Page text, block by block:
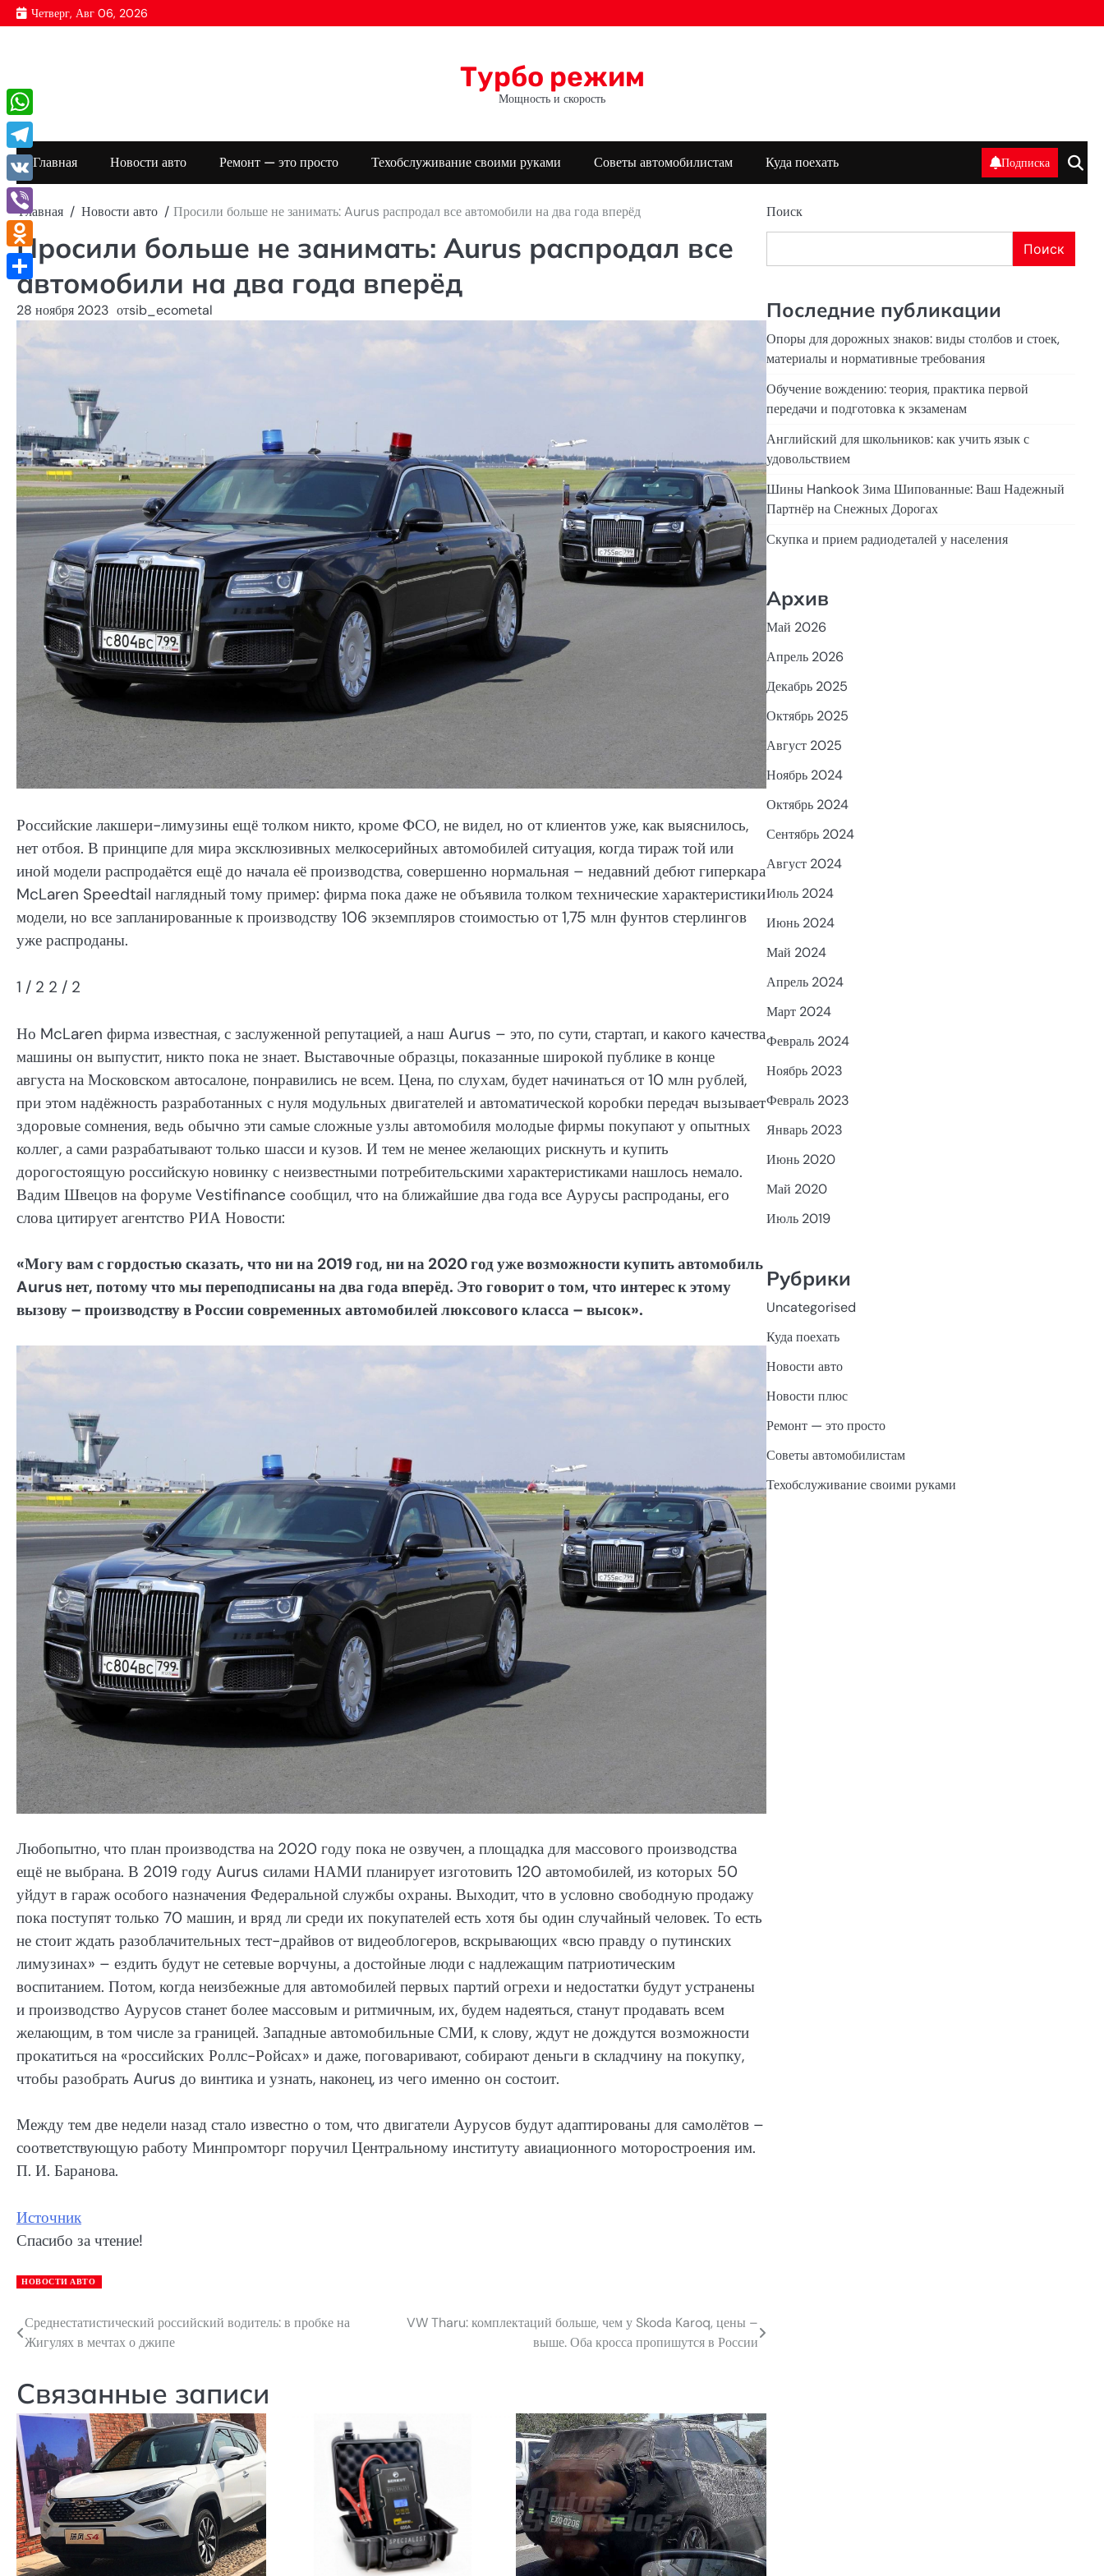
Перейти
к
Четверг, Авг 06, 2026
Турбо режим
Мощность и скорость
Главная Новости авто Ремонт — это просто Техобслуживание своими руками Советы автомобилистам Куда поехать Подписка
Главная Новости авто Просили больше не занимать: Aurus распродал все автомобили на два года вперёд
Просили больше не занимать: Aurus распродал все
автомобили на два года вперёд
28 ноября 2023 отsib_ecometal
Российские лакшери-лимузины ещё толком никто, кроме ФСО, не видел, но от клиентов уже, как выяснилось,
нет отбоя. В принципе для мира эксклюзивных мелкосерийных автомобилей ситуация, когда тираж той или
иной модели распродаётся ещё до начала её производства, совершенно нормальная – недавний дебют гиперкара
McLaren Speedtail наглядный тому пример: фирма пока даже не объявила толком технические характеристики
модели, но все запланированные к производству 106 экземпляров стоимостью от 1,75 млн фунтов стерлингов
уже распроданы.
1 / 2 2 / 2
Но McLaren фирма известная, с заслуженной репутацией, а наш Aurus – это, по сути, стартап, и какого качества
машины он выпустит, никто пока не знает. Выставочные образцы, показанные широкой публике в конце
августа на Московском автосалоне, понравились не всем. Цена, по слухам, будет начинаться от 10 млн рублей,
при этом надёжность разработанных с нуля модульных двигателей и автоматической коробки передач вызывает
здоровые сомнения, ведь обычно эти самые сложные узлы автомобиля молодые фирмы покупают у опытных
коллег, а сами разрабатывают только шасси и кузов. И тем не менее желающих рискнуть и купить
дорогостоящую российскую новинку с неизвестными потребительскими характеристиками нашлось немало.
Вадим Швецов на форуме Vestifinance сообщил, что на ближайшие два года все Аурусы распроданы, его
слова цитирует агентство РИА Новости:
«Могу вам с гордостью сказать, что ни на 2019 год, ни на 2020 год уже возможности купить автомобиль
Aurus нет, потому что мы переподписаны на два года вперёд. Это говорит о том, что интерес к этому
вызову – производству в России современных автомобилей люксового класса – высок».
Любопытно, что план производства на 2020 году пока не озвучен, а площадка для массового производства
ещё не выбрана. В 2019 году Aurus силами НАМИ планирует изготовить 120 автомобилей, из которых 50
уйдут в гараж особого назначения Федеральной службы охраны. Выходит, что в условно свободную продажу
пока поступят только 70 машин, и вряд ли среди их покупателей есть хотя бы один случайный человек. То есть
не стоит ждать разоблачительных тест-драйвов от видеоблогеров, вскрывающих «всю правду о путинских
лимузинах» – ездить будут не сетевые ворчуны, а достойные люди с надлежащим патриотическим
воспитанием. Потом, когда неизбежные для автомобилей первых партий огрехи и недостатки будут устранены
и производство Аурусов станет более массовым и ритмичным, их, будем надеяться, станут продавать всем
желающим, в том числе за границей. Западные автомобильные СМИ, к слову, ждут не дождутся возможности
прокатиться на «российских Роллс-Ройсах» и даже, поговаривают, собирают деньги в складчину на покупку,
чтобы разобрать Aurus до винтика и узнать, наконец, из чего именно он состоит.
Между тем две недели назад стало известно о том, что двигатели Аурусов будут адаптированы для самолётов –
соответствующую работу Минпромторг поручил Центральному институту авиационного моторостроения им.
П. И. Баранова.
Источник
Спасибо за чтение!
НОВОСТИ АВТО
Навигация
записям
Среднестатистический российский водитель: в пробке на
Жигулях в мечтах о джипе
VW Tharu: комплектаций больше, чем у Skoda Karoq, цены –
выше. Оба кросса пропишутся в России
Связанные записи
Поиск
Поиск
Последние публикации
Опоры для дорожных знаков: виды столбов и стоек,
материалы и нормативные требования
Обучение вождению: теория, практика первой
передачи и подготовка к экзаменам
Английский для школьников: как учить язык с
удовольствием
Шины Hankook Зима Шипованные: Ваш Надежный
Партнёр на Снежных Дорогах
Скупка и прием радиодеталей у населения
Архив
Май 2026
Апрель 2026
Декабрь 2025
Октябрь 2025
Август 2025
Ноябрь 2024
Октябрь 2024
Сентябрь 2024
Август 2024
Июль 2024
Июнь 2024
Май 2024
Апрель 2024
Март 2024
Февраль 2024
Ноябрь 2023
Февраль 2023
Январь 2023
Июнь 2020
Май 2020
Июль 2019
Рубрики
Uncategorised
Куда поехать
Новости авто
Новости плюс
Ремонт — это просто
Советы автомобилистам
Техобслуживание своими руками
WhatsApp
Telegram
VK
Viber
Odnoklassniki
Отправить